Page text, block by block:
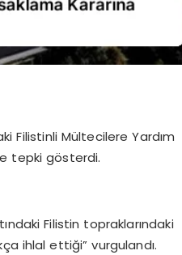
Filistinli Mültecilere Yardım
tepki gösterdi.
Filistin topraklarındaki
ihlal ettiği” vurgulandı.